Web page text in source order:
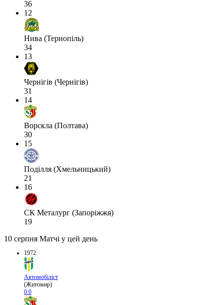
36
12
Нива (Тернопіль)
34
13
Чернігів (Чернігів)
31
14
Ворскла (Полтава)
30
15
Поділля (Хмельницький)
21
16
СК Металург (Запоріжжя)
19
10 серпня Матчі у цей день
1972
Автомобіліст
(Житомир)
0:0